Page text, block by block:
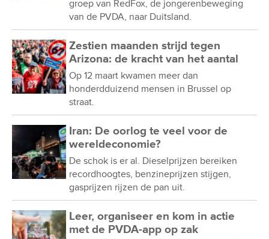
groep van RedFox, de jongerenbeweging
van de PVDA, naar Duitsland.
Zestien maanden strijd tegen
Arizona: de kracht van het aantal
Op 12 maart kwamen meer dan
honderdduizend mensen in Brussel op
straat.
Iran: De oorlog te veel voor de
wereldeconomie?
De schok is er al. Dieselprijzen bereiken
recordhoogtes, benzineprijzen stijgen,
gasprijzen rijzen de pan uit.
Leer, organiseer en kom in actie
met de PVDA-app op zak